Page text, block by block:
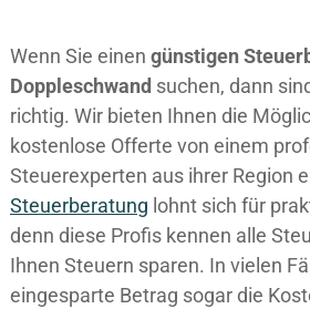
Wenn Sie einen günstigen
Doppleschwand suchen, dann
richtig. Wir bieten Ihnen die
kostenlose Offerte von einem
Steuerexperten aus ihrer Region
Steuerberatung lohnt sich für
denn diese Profis kennen alle
Ihnen Steuern sparen. In vielen
eingesparte Betrag sogar die